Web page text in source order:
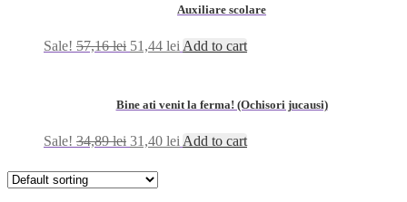
Auxiliare scolare
Sale! 57,16lei 51,44 lei Add to cart
Bine ati venit la ferma! (Ochisori jucausi)
Sale! 34,89lei 31,40 lei Add to cart